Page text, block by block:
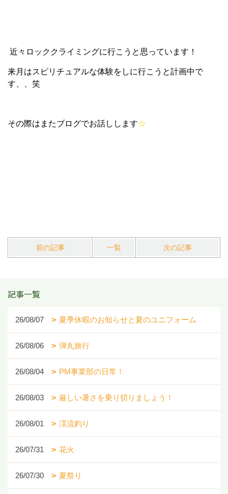
近々ロッククライミングに行こうと思っています！
来月はスピリチュアルな体験をしに行こうと計画中で
す、、笑
その際はまたブログでお話しします☆
前の記事 一覧 次の記事
記事一覧
26/08/07 夏季休暇のお知らせと夏のユニフォーム
26/08/06 弾丸旅行
26/08/04 PM事業部の日常！
26/08/03 厳しい暑さを乗り切りましょう！
26/08/01 渓流釣り
26/07/31 花火
26/07/30 夏祭り